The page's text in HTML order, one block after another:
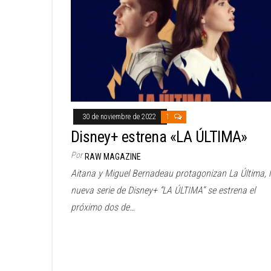
30 de noviembre de 2022 1
Disney+ estrena «LA ÚLTIMA»
Por RAW MAGAZINE
Aitana y Miguel Bernadeau protagonizan La Última,
nueva serie de Disney+ “LA ÚLTIMA” se estrena el
próximo dos de…